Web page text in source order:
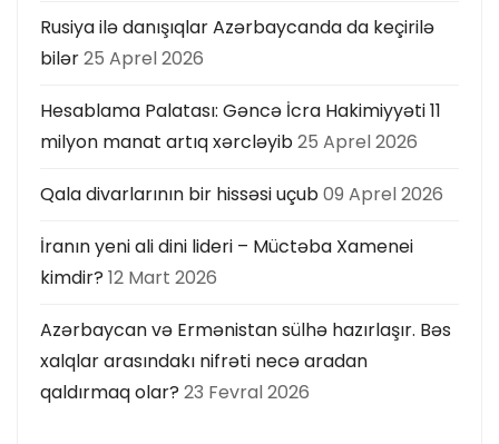
Rusiya ilə danışıqlar Azərbaycanda da keçirilə
bilər25 Aprel 2026
Hesablama Palatası: Gəncə İcra Hakimiyyəti 11
milyon manat artıq xərcləyib25 Aprel 2026
Qala divarlarının bir hissəsi uçub09 Aprel 2026
İranın yeni ali dini lideri – Müctəba Xamenei
kimdir? 12 Mart 2026
Azərbaycan və Ermənistan sülhə hazırlaşır. Bəs
xalqlar arasındakı nifrəti necə aradan
qaldırmaq olar? 23 Fevral 2026